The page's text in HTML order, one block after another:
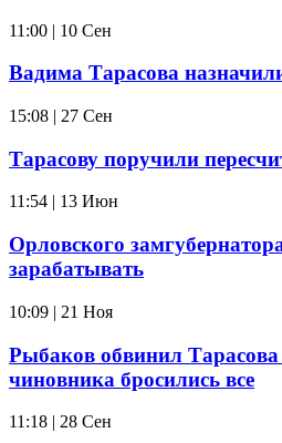
11:00 | 10 Сен
Вадима Тарасова
15:08 | 27 Сен
Тарасову поручили
11:54 | 13 Июн
Орловского
зарабатывать
10:09 | 21 Ноя
Рыбаков обвинил
чиновника бросились все
11:18 | 28 Сен